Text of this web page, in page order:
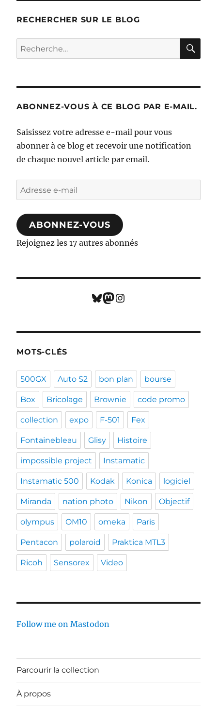
RECHERCHER SUR LE BLOG
Recherche
pour :
ABONNEZ-VOUS À CE BLOG PAR E-MAIL.
Saisissez votre adresse e-mail pour vous
abonner à ce blog et recevoir une notification
de chaque nouvel article par email.
Adresse
e-
mail
ABONNEZ-VOUS
Rejoignez les 17 autres abonnés
Bluesky
Mastodon
Instagram
MOTS-CLÉS
500GX Auto S2 bon plan bourse
Box Bricolage Brownie code promo
collection expo F-501 Fex
Fontainebleau Glisy Histoire
impossible project Instamatic
Instamatic 500 Kodak Konica logiciel
Miranda nation photo Nikon Objectif
olympus OM10 omeka Paris
Pentacon polaroid Praktica MTL3
Ricoh Sensorex Video
Follow me on Mastodon
Parcourir la collection
À propos